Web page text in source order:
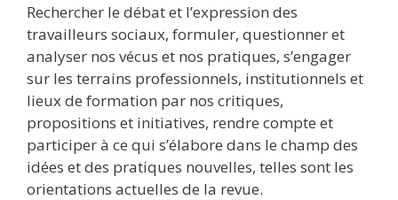
Rechercher le débat et l’expression des
travailleurs sociaux, formuler, questionner et
analyser nos vécus et nos pratiques, s’engager
sur les terrains professionnels, institutionnels et
lieux de formation par nos critiques,
propositions et initiatives, rendre compte et
participer à ce qui s’élabore dans le champ des
idées et des pratiques nouvelles, telles sont les
orientations actuelles de la revue.